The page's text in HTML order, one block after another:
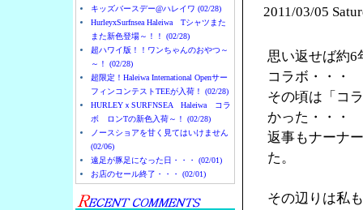
キッズバースデー@ハレイワ (02/28)
HurleyxSurfnsea Haleiwa Tシャツまた
また新色登場～！！ (02/28)
超ハワイ版！！ワンちゃんのおやつ～
～！ (02/28)
超限定！Haleiwa International Openサー
フィンコンテストTEEが入荷！ (02/28)
HURLEYｘSURFNSEA Haleiwa コラ
ボ ロンTの新色入荷～！ (02/28)
ノースショアを甘く見てはいけません
(02/06)
遠足が豚足になった日・・・ (02/01)
お店のセール終了・・・ (02/01)
2011/03/05
思い返せば約6
コラボ・・・
その頃は「コ
かった・・・
返事もナーナ
た。
その辺りは私